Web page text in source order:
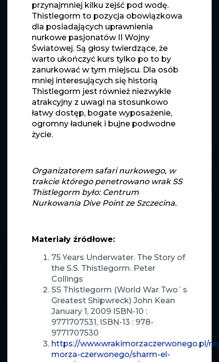
przynajmniej kilku zejść pod wodę.
Thistlegorm to pozycja obowiązkowa
dla posiadających uprawnienia
nurkowe pasjonatów II Wojny
Światowej. Są głosy twierdzące, że
warto ukończyć kurs tylko po to by
zanurkować w tym miejscu. Dla osób
mniej interesujących się historią
Thistlegorm jest również niezwykle
atrakcyjny z uwagi na stosunkowo
łatwy dostęp, bogate wyposażenie,
ogromny ładunek i bujne podwodne
życie.
Organizatorem safari nurkowego, w
trakcie którego penetrowano wrak SS
Thistlegorm było: Centrum
Nurkowania Dive Point ze Szczecina.
Materiały źródłowe:
75 Years Underwater. The Story of
the S.S. Thistlegorm. Peter
Collings
SS Thistlegorm (World War Two`s
Greatest Shipwreck) John Kean
January 1, 2009 ISBN-10 :
9771707531, ISBN-13 : 978-
9771707530
https://www.wrakimorzaczerwonego.pl/
morza-czerwonego/sharm-el-